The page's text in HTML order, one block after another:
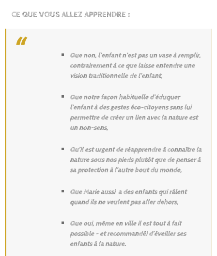
CE QUE VOUS ALLEZ APPRENDRE :
Que non, l’enfant n’est pas un vase à remplir,
contrairement à ce que laisse entendre une
vision traditionnelle de l’enfant,
Que notre façon habituelle d’éduquer
l’enfant à des gestes éco-citoyens sans lui
permettre de créer un lien avec la nature est
un non-sens,
Qu’il est urgent de réapprendre à connaître la
nature sous nos pieds plutôt que de penser à
sa protection à l’autre bout du monde,
Que Marie aussi a des enfants qui râlent
quand ils ne veulent pas aller dehors,
Que oui, même en ville il est tout à fait
possible – et recommandé! d’éveiller ses
enfants à la nature.